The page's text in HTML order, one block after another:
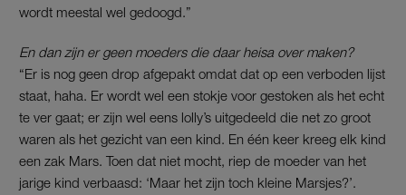
wordt meestal wel gedoogd.”
En dan zijn er geen moeders die daar heisa over maken?
“Er is nog geen drop afgepakt omdat dat op een verboden lijst
staat, haha. Er wordt wel een stokje voor gestoken als het echt
te ver gaat; er zijn wel eens lolly’s uitgedeeld die net zo groot
waren als het gezicht van een kind. En één keer kreeg elk kind
een zak Mars. Toen dat niet mocht, riep de moeder van het
jarige kind verbaasd: ‘Maar het zijn toch kleine Marsjes?’.